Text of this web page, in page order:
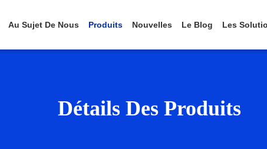
Au Sujet De Nous Produits Nouvelles Le Blog Les
Détails Des Produits